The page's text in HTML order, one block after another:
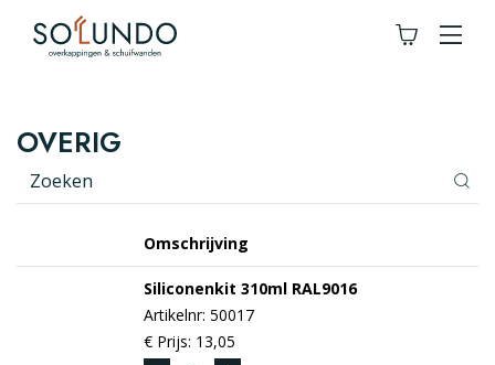
OVERIG
Omschrijving
Siliconenkit 310ml RAL9016
Artikelnr: 50017
€ Prijs: 13,05